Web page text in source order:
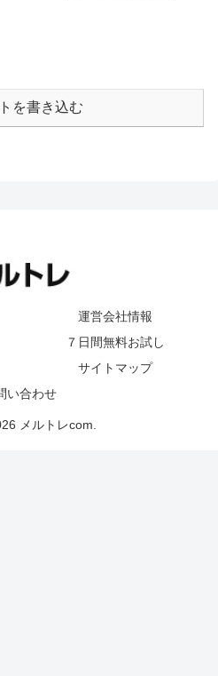
を書き込む
運営会社情報
７日間無料お試し
サイトマップ
い合わせ
メルトレcom.